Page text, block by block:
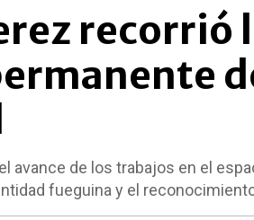
recorrió
avance de los trabajos en el
fueguina y el